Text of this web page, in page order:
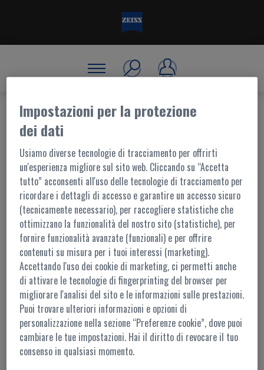
ACCESSO AL PORTALE
I contenuti di questo portale sono accessibili ai soli utenti registrati.
L'accesso è possibile tramiteMyZEISS
Per ulteriori informazioni,contattaci
Accesso amministrazione
Impostazioni per la protezione
dei dati
Usiamo diverse tecnologie di tracciamento per offrirti
un'esperienza migliore sul sito web. Cliccando su “Accetta
tutto” acconsenti all'uso delle tecnologie di tracciamento per
ricordare i dettagli di accesso e garantire un accesso sicuro
(tecnicamente necessario), per raccogliere statistiche che
ottimizzano la funzionalità del nostro sito (statistiche), per
fornire funzionalità avanzate (funzionali) e per offrire
contenuti su misura per i tuoi interessi (marketing).
Accettando l'uso dei cookie di marketing, ci permetti anche
di attivare le tecnologie di fingerprinting del browser per
migliorare l'analisi del sito e le informazioni sulle prestazioni.
Puoi trovare ulteriori informazioni e opzioni di
personalizzazione nella sezione “Preferenze cookie”, dove puoi
cambiare le tue impostazioni. Hai il diritto di revocare il tuo
consenso in qualsiasi momento.